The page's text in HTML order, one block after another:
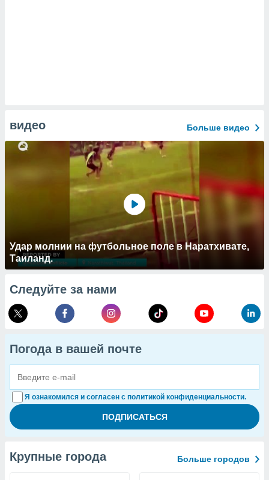
видео Больше видео
Удар молнии на футбольное поле в Наратхивате,
Таиланд.
Следуйте за нами
Погода в вашей почте
Я ознакомился и согласен с политикой конфиденциальности.
Крупные города Больше городов